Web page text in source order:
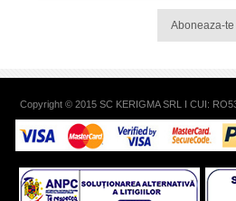
Aboneaza-te
Copyright © 2015 SC KERIGMA SRL I CUI: